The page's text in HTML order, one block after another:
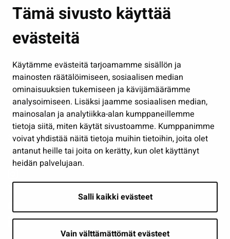
Tämä sivusto käyttää
evästeitä
Käytämme evästeitä tarjoamamme sisällön ja
mainosten räätälöimiseen, sosiaalisen median
ominaisuuksien tukemiseen ja kävijämäärämme
analysoimiseen. Lisäksi jaamme sosiaalisen median,
mainosalan ja analytiikka-alan kumppaneillemme
tietoja siitä, miten käytät sivustoamme. Kumppanimme
voivat yhdistää näitä tietoja muihin tietoihin, joita olet
antanut heille tai joita on kerätty, kun olet käyttänyt
heidän palvelujaan.
Salli kaikki evästeet
Vain välttämättömät evästeet
Kasvatus ja opetus
Kulttuuri ja liikunta
Työ ja yrittäminen
Osallistu ja asioi
Näytä omat evästeasetukseni
Seuraa meitä